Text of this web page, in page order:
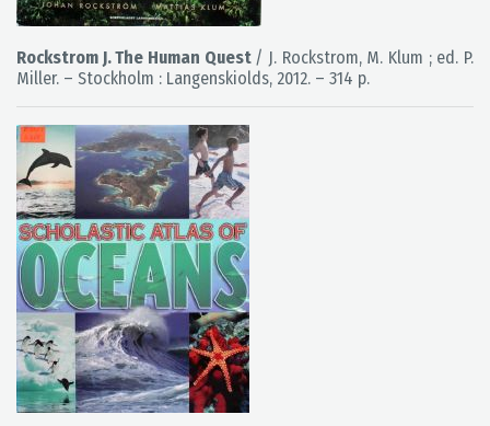
Rockstrom J. The Human Quest / J. Rockstrom, M. Klum ; ed. P.
Miller. – Stockholm : Langenskiolds, 2012. – 314 p.